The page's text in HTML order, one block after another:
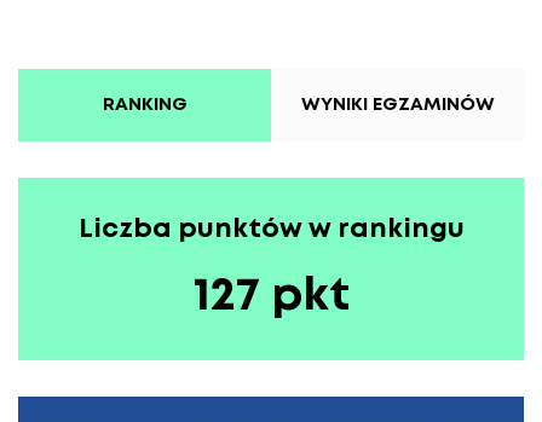
RANKING WYNIKI EGZAMINÓW
Liczba punktów w rankingu
127 pkt